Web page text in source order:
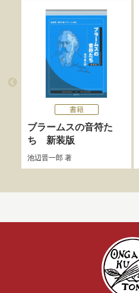
書籍
ブラームスの音符た
ち 新装版
池辺晋一郎著